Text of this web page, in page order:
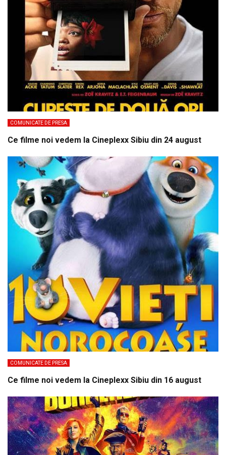
COMUNICATE DE PRESA
Ce filme noi vedem la Cineplexx Sibiu din 24 august
COMUNICATE DE PRESA
Ce filme noi vedem la Cineplexx Sibiu din 16 august